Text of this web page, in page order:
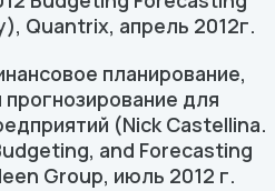
Quantrix, апрель 2012г.
планирование,
для
(Nick Castellina.
and Forecasting
Group, июль 2012 г.